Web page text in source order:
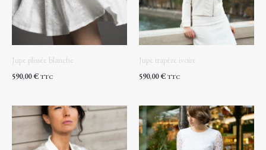
Jupe plissée blanche
590,00€ TTC
Jupe trapèze ivoire
590,00€ TTC